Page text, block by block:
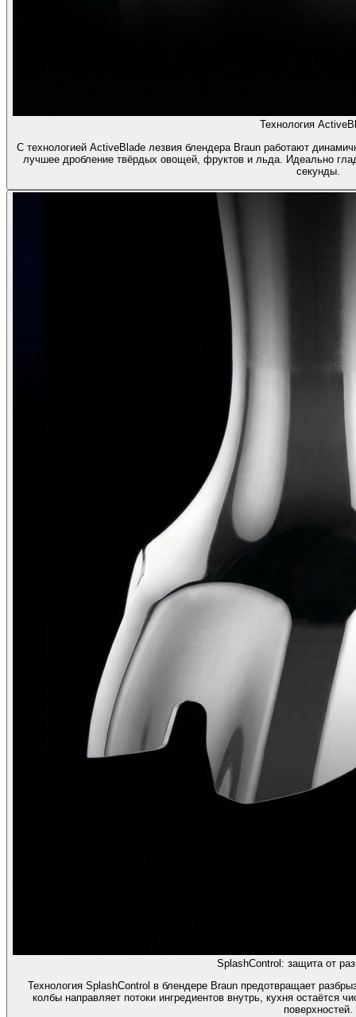
Технология
С технологией ActiveBlade лезвия блендера Braun работают
лучшее дробление твёрдых овощей, фруктов и льда. Идеально
секунды.
SplashControl: защита от
Технология SplashControl в блендере Braun предотвращает
колбы направляет потоки ингредиентов внутрь, кухня остаётся
поверхностей.